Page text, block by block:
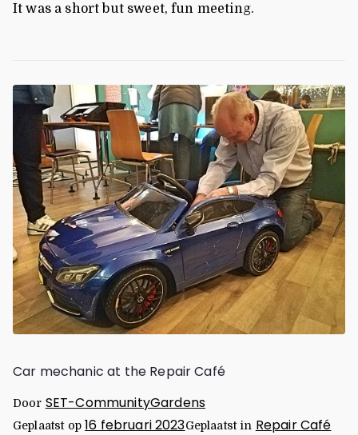
It was a short but sweet, fun meeting.
Car mechanic at the Repair Café
Door SET-CommunityGardens
Geplaatst op16 februari 2023Geplaatst in Repair Café